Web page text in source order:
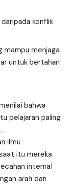
konflik
mampu menjaga
untuk bertahan
bahwa
pelajaran paling
ilmu
itu mereka
internal
arah dan